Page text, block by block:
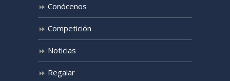
Conócenos
Competición
Noticias
Regalar